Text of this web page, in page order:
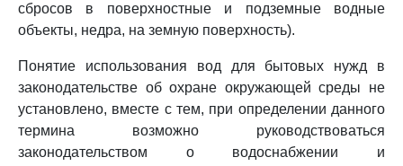
сбросов в поверхностные и подземные водные
объекты, недра, на земную поверхность).
Понятие использования вод для бытовых нужд в
законодательстве об охране окружающей среды не
установлено, вместе с тем, при определении данного
термина возможно руководствоваться
законодательством о водоснабжении и